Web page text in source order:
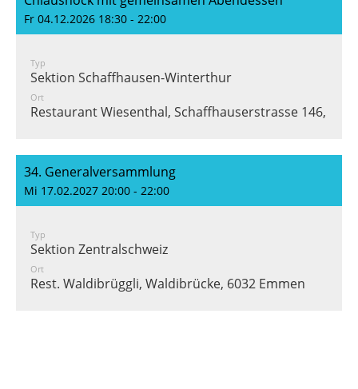
Fr 04.12.2026 18:30 - 22:00
Typ
Sektion Schaffhausen-Winterthur
Ort
Restaurant Wiesenthal, Schaffhauserstrasse 146,
34. Generalversammlung
Mi 17.02.2027 20:00 - 22:00
Typ
Sektion Zentralschweiz
Ort
Rest. Waldibrüggli, Waldibrücke, 6032 Emmen